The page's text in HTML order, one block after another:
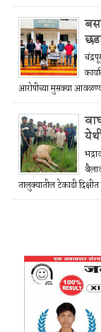
आरोपीच्या मुसक्या
तालुक्यातील टेकाडी